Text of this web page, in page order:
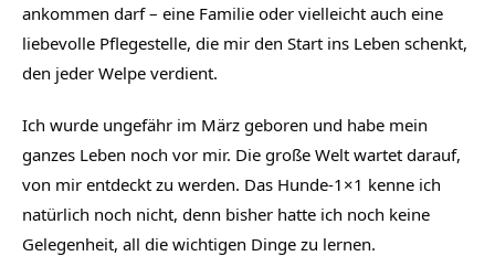
ankommen darf – eine Familie oder vielleicht auch eine
liebevolle Pflegestelle, die mir den Start ins Leben schenkt,
den jeder Welpe verdient.
Ich wurde ungefähr im März geboren und habe mein
ganzes Leben noch vor mir. Die große Welt wartet darauf,
von mir entdeckt zu werden. Das Hunde-1×1 kenne ich
natürlich noch nicht, denn bisher hatte ich noch keine
Gelegenheit, all die wichtigen Dinge zu lernen.